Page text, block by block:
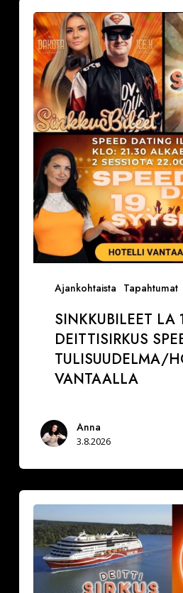
Ajankohtaista Tapahtumat
19.9.2026
Deittisirkus
Speed
Dating,
Tulisuudelma/Hotelli
Vantaalla
SINKKUBILEET
DEITTISIRKUS
TULISUUDELMA/
VANTAALLA
Anna
3.8.2026
29.8.2026
Varaa
paikkasi
Sinkkuristeilylle